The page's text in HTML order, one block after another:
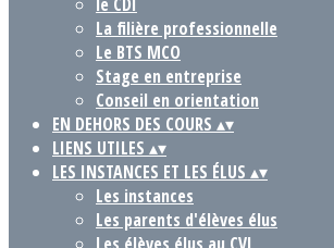
La filière professionnelle
Le BTS MCO
Stage en entreprise
Conseil en orientation
EN DEHORS DES COURS ▴▾
LIENS UTILES ▴▾
LES INSTANCES ET LES ÉLUS ▴▾
Les instances
Les parents d'élèves élus